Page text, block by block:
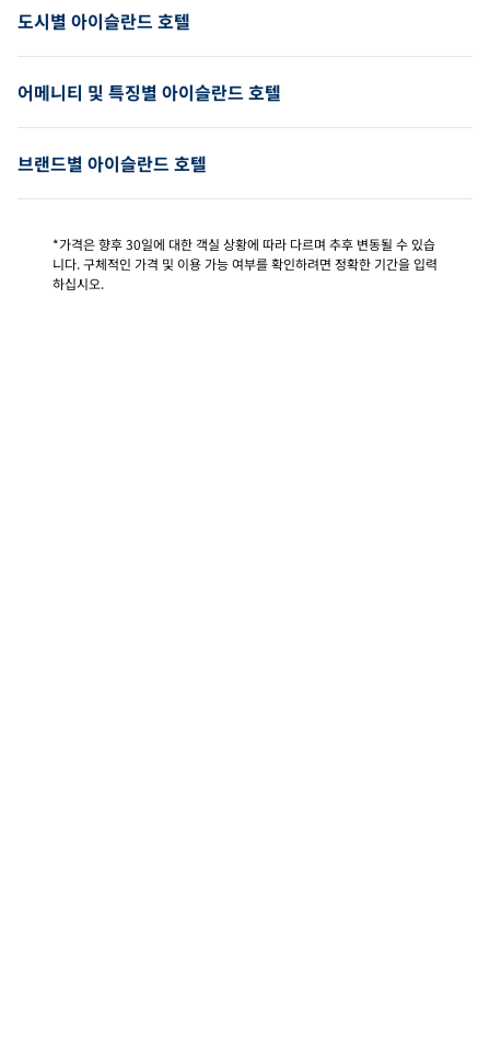
도시별 아이슬란드 호텔
어메니티 및 특징별 아이슬란드 호텔
브랜드별 아이슬란드 호텔
*가격은 향후 30일에 대한 객실 상황에 따라 다르며 추후 변동될 수 있습
니다. 구체적인 가격 및 이용 가능 여부를 확인하려면 정확한 기간을 입력
하십시오.